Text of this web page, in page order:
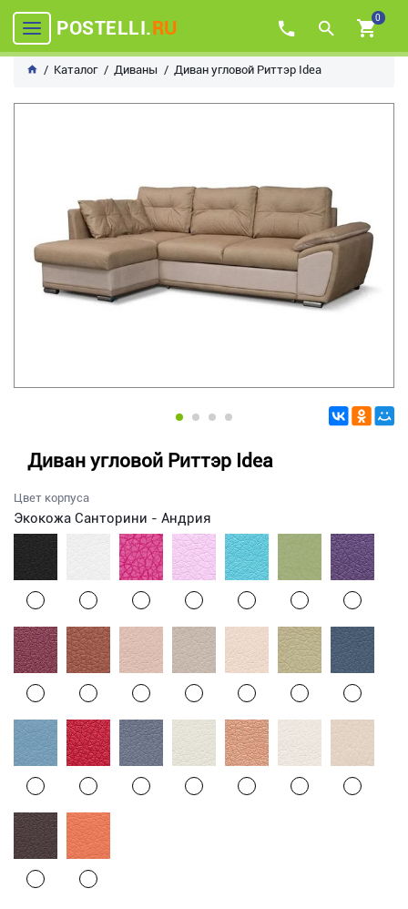
POSTELLI.RU 0
Каталог Диваны Диван угловой Риттэр Idea
Диван угловой Риттэр Idea
Цвет корпуса
Экокожа Санторини - Андрия